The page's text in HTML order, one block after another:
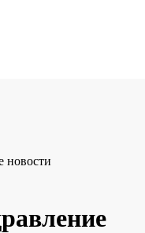
новости